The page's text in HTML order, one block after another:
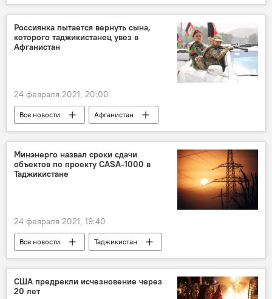
Здравоохранение
СНГ
Коронавирус: опасное заболевание в России и мире
Россиянка пытается вернуть сына,
которого таджикистанец увез в
Афганистан
24 февраля 2021, 20:00
Все новости
Афганистан
терроризм
Россия
Таджикистан
Происшествия, ЧП, криминал
Минэнерго назвал сроки сдачи
объектов по проекту CASA-1000 в
Таджикистане
24 февраля 2021, 19:40
Все новости
Таджикистан
Энергетика
сроки
реализация
сумма
CASA-1000
США предрекли исчезновение через
20 лет